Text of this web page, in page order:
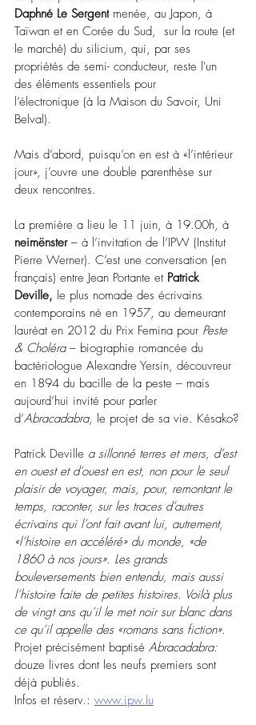
Daphné Le Sergent menée, au Japon, à
Taïwan et en Corée du Sud,  sur la route (et
le marché) du silicium, qui, par ses
propriétés de semi- conducteur, reste l'un
des éléments essentiels pour
l’électronique (à la Maison du Savoir, Uni
Belval).
Mais d’abord, puisqu’on en est à «l’intérieur
jour», j’ouvre une double parenthèse sur
deux rencontres.
La première a lieu le 11 juin, à 19.00h, à
neimënster – à l’invitation de l’IPW (Institut
Pierre Werner). C’est une conversation (en
français) entre Jean Portante et Patrick
Deville, le plus nomade des écrivains
contemporains né en 1957, au demeurant
lauréat en 2012 du Prix Femina pour Peste
& Choléra – biographie romancée du
bactériologue Alexandre Yersin, découvreur
en 1894 du bacille de la peste – mais
aujourd’hui invité pour parler
d’Abracadabra, le projet de sa vie. Késako?
Patrick Deville a sillonné terres et mers, d’est
en ouest et d’ouest en est, non pour le seul
plaisir de voyager, mais, pour, remontant le
temps, raconter, sur les traces d’autres
écrivains qui l’ont fait avant lui, autrement,
«l’histoire en accéléré» du monde, «de
1860 à nos jours». Les grands
bouleversements bien entendu, mais aussi
l’histoire faite de petites histoires. Voilà plus
de vingt ans qu’il le met noir sur blanc dans
ce qu’il appelle des «romans sans fiction».
Projet précisément baptisé Abracadabra:
douze livres dont les neufs premiers sont
déjà publiés.
Infos et réserv.: www.ipw.lu